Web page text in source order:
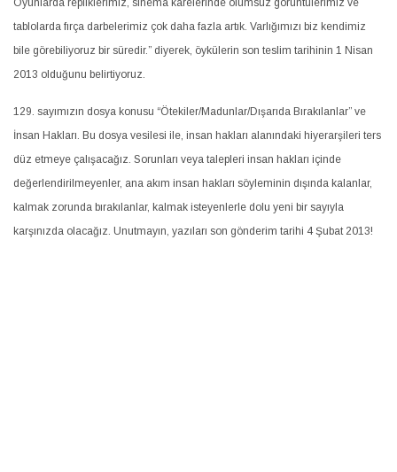
Oyunlarda repliklerimiz, sinema karelerinde ölümsüz görüntülerimiz ve
tablolarda fırça darbelerimiz çok daha fazla artık. Varlığımızı biz kendimiz
bile görebiliyoruz bir süredir.” diyerek, öykülerin son teslim tarihinin 1 Nisan
2013 olduğunu belirtiyoruz.
129. sayımızın dosya konusu “Ötekiler/Madunlar/Dışarıda Bırakılanlar” ve
İnsan Hakları. Bu dosya vesilesi ile, insan hakları alanındaki hiyerarşileri ters
düz etmeye çalışacağız. Sorunları veya talepleri insan hakları içinde
değerlendirilmeyenler, ana akım insan hakları söyleminin dışında kalanlar,
kalmak zorunda bırakılanlar, kalmak isteyenlerle dolu yeni bir sayıyla
karşınızda olacağız. Unutmayın, yazıları son gönderim tarihi 4 Şubat 2013!